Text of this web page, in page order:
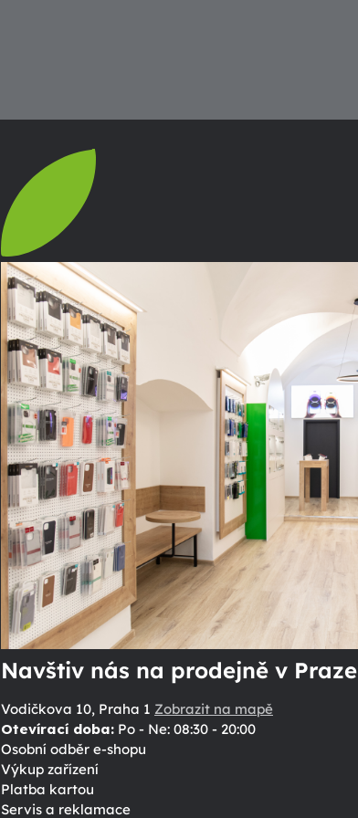
Navštiv nás na prodejně v Praze
Vodičkova 10, Praha 1 Zobrazit na mapě
Otevírací doba:Po - Ne: 08:30 - 20:00
Osobní odběr e-shopu
Výkup zařízení
Platba kartou
Servis a reklamace